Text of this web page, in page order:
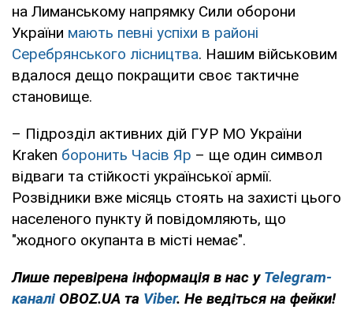
на Лиманському напрямку Сили оборони
України мають певні успіхи в районі
Серебрянського лісництва. Нашим військовим
вдалося дещо покращити своє тактичне
становище.
– Підрозділ активних дій ГУР МО України
Kraken боронить Часів Яр – ще один символ
відваги та стійкості української армії.
Розвідники вже місяць стоять на захисті цього
населеного пункту й повідомляють, що
"жодного окупанта в місті немає".
Лише перевірена інформація в нас у Telegram-
каналі OBOZ.UA та Viber. Не ведіться на фейки!